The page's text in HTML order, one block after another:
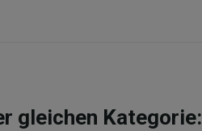
gleichen Kategorie: